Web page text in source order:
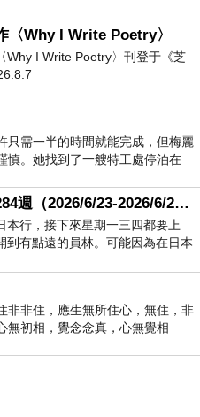
他們偶爾會引進 C
〈Why I Write Poetry〉
Why I Write Poetry〉刊登于《芝
只需一半的時間就能完成，但梅麗
慎。她找到了一艘特工處停泊在
週間農居第284週（2026/6/23-2026/6/24) 夏至 金黃稻浪洋溢豐收喜悅
本行，接下來星期一三四都要上
到有點遠的員林。可能因為在日本
一出門上班時，心裡沒有一
非非住，應生無所住心，無住，非
無初相，覺念念真，心無覺相